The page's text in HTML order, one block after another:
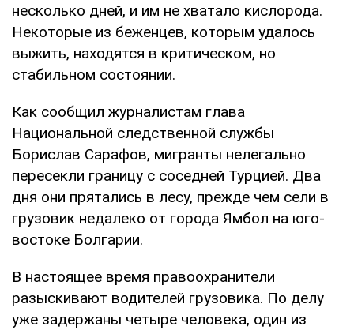
несколько дней, и им не хватало кислорода.
Некоторые из беженцев, которым удалось
выжить, находятся в критическом, но
стабильном состоянии.
Как сообщил журналистам глава
Национальной следственной службы
Борислав Сарафов, мигранты нелегально
пересекли границу с соседней Турцией. Два
дня они прятались в лесу, прежде чем сели в
грузовик недалеко от города Ямбол на юго-
востоке Болгарии.
В настоящее время правоохранители
разыскивают водителей грузовика. По делу
уже задержаны четыре человека, один из